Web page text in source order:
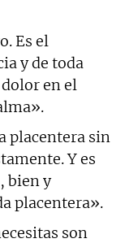
Es el
y de toda
en el
placentera sin
Y es
bien y
placentera».
son